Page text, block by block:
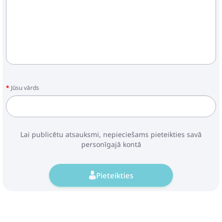
Jūsu vārds
Lai publicētu atsauksmi, nepieciešams pieteikties savā
personīgajā kontā
Pieteikties